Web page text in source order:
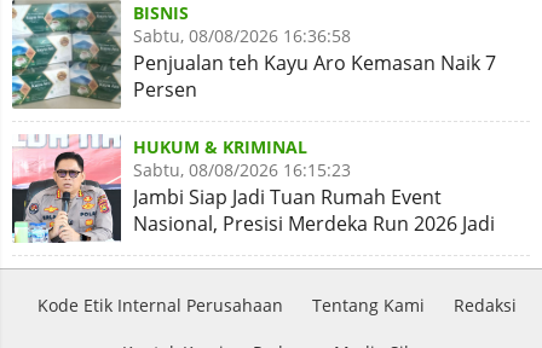
BISNIS
Sabtu, 08/08/2026 16:36:58
Penjualan teh Kayu Aro Kemasan Naik 7
Persen
HUKUM & KRIMINAL
Sabtu, 08/08/2026 16:15:23
Jambi Siap Jadi Tuan Rumah Event
Nasional, Presisi Merdeka Run 2026 Jadi
Momentum Pembuktian
Kode Etik Internal Perusahaan Tentang Kami Redaksi